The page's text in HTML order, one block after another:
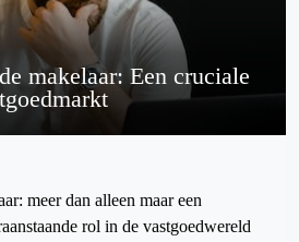
makelaar: Een cruciale
meer dan alleen maar een
rol in de vastgoedwereld